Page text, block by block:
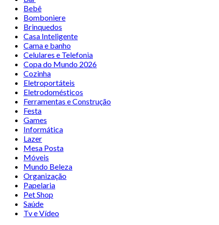
Bebê
Bomboniere
Brinquedos
Casa Inteligente
Cama e banho
Celulares e Telefonia
Copa do Mundo 2026
Cozinha
Eletroportáteis
Eletrodomésticos
Ferramentas e Construção
Festa
Games
Informática
Lazer
Mesa Posta
Móveis
Mundo Beleza
Organização
Papelaria
Pet Shop
Saúde
Tv e Vídeo